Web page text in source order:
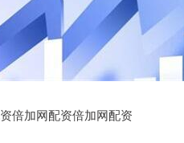
倍加网配资倍加网配资